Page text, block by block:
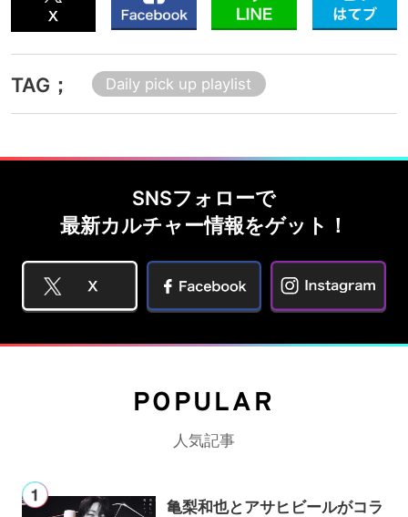
TAG； Daily pick up playlist
SNSフォローで
最新カルチャー情報をゲット！
POPULAR
人気記事
亀梨和也とアサヒビールがコラ